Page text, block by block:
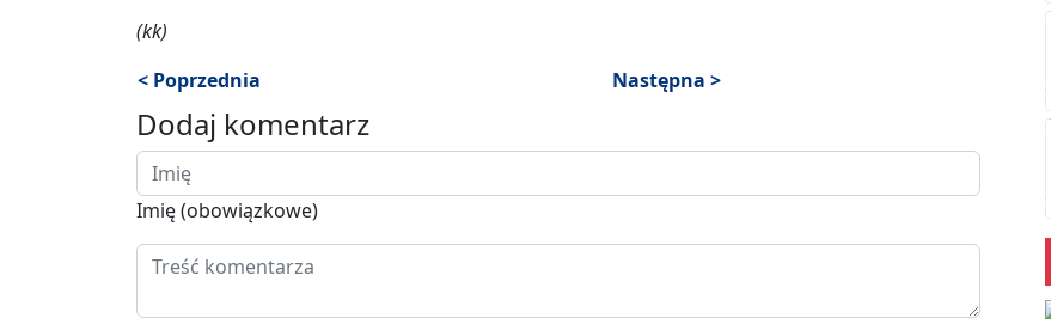
(kk)
< Poprzednia
Następna >
Dodaj komentarz
Imię (obowiązkowe)